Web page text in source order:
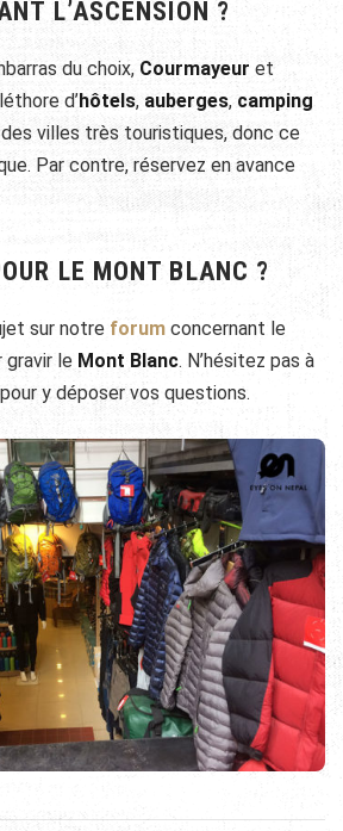
L’ASCENSION ?
du choix, Courmayeur et
d’hôtels, auberges, camping
villes très touristiques, donc ce
Par contre, réservez en avance
LE MONT BLANC ?
sur notre forum concernant le
gravir le Mont Blanc. N’hésitez pas à
y déposer vos questions.